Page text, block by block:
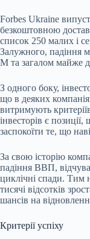
Forbes Ukraine
безкоштовною
список 250 малих і
Залужного, падіння
M та загалом майже
З одного боку,
що в деяких
витримують
інвесторів є
заспокоїти те, що
За свою історію
падіння ВВП,
циклічні спади. Тим
тисячі відсотків
шансів на
Критерії успіху